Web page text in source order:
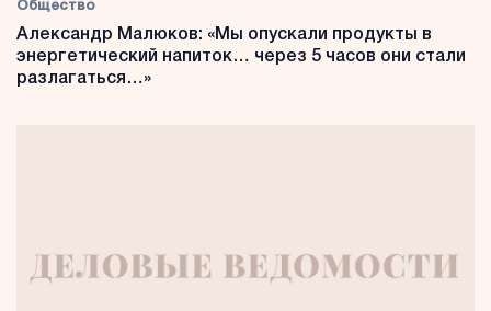
Общество
Александр Малюков: «Мы опускали продукты в
энергетический напиток… через 5 часов они стали
разлагаться…»